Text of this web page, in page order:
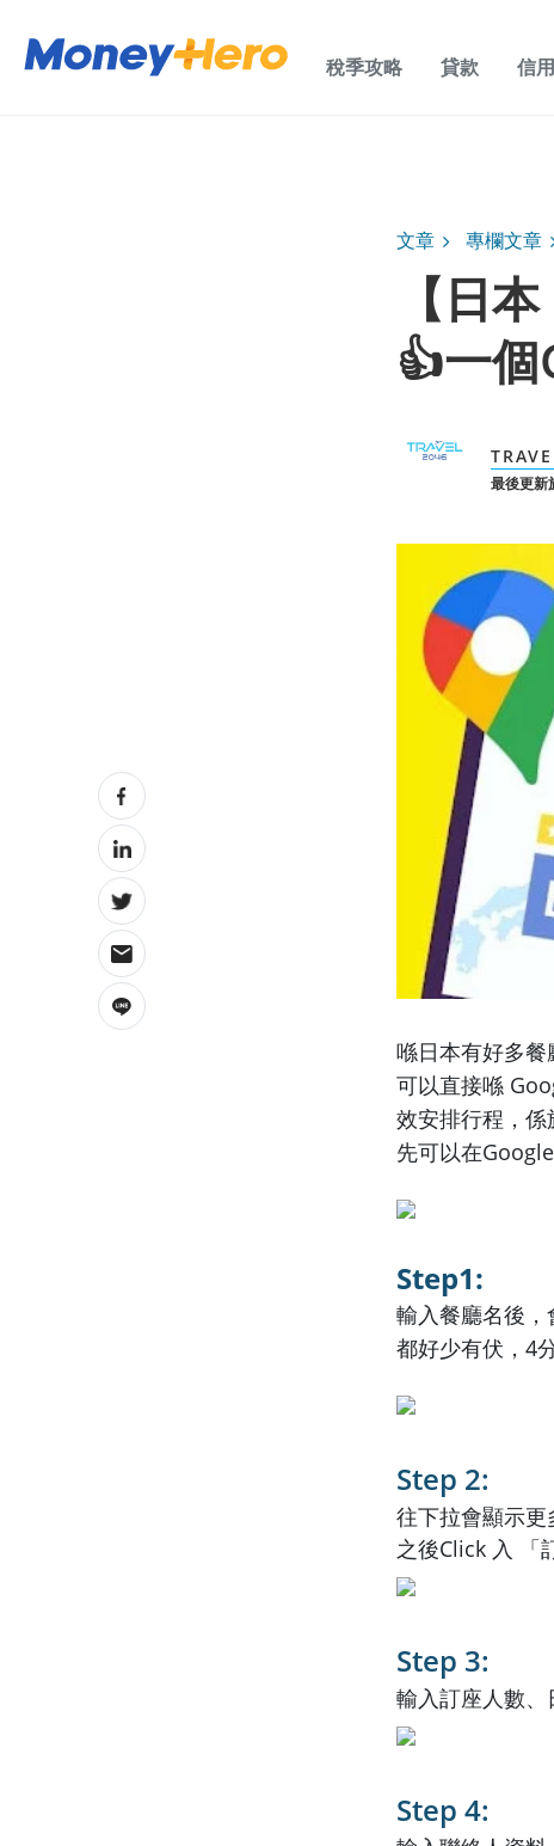
稅季攻略 貸款 信
文章 專欄文章
【日
👍一
最後更新
喺日本有好多
可以直接喺
效安排行程，
先可以在
Step1:
輸入餐廳名後
都好少有伏，4
Step 2:
往下拉會顯示更
之後Click 入 「
Step 3:
輸入訂座人數、
Step 4: